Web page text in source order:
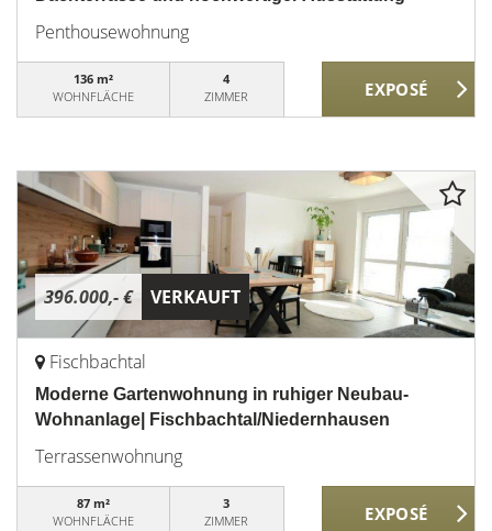
Penthousewohnung
136 m²
WOHNFLÄCHE
4
ZIMMER
396.000,- € VERKAUFT
Fischbachtal
Moderne Gartenwohnung in ruhiger Neubau-
Wohnanlage| Fischbachtal/Niedernhausen
Terrassenwohnung
87 m²
WOHNFLÄCHE
3
ZIMMER